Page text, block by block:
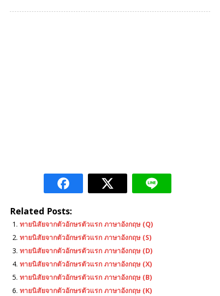
Related Posts:
ทายนิสัยจากตัวอักษรตัวแรก ภาษาอังกฤษ (Q)
ทายนิสัยจากตัวอักษรตัวแรก ภาษาอังกฤษ (S)
ทายนิสัยจากตัวอักษรตัวแรก ภาษาอังกฤษ (D)
ทายนิสัยจากตัวอักษรตัวแรก ภาษาอังกฤษ (X)
ทายนิสัยจากตัวอักษรตัวแรก ภาษาอังกฤษ (B)
ทายนิสัยจากตัวอักษรตัวแรก ภาษาอังกฤษ (K)